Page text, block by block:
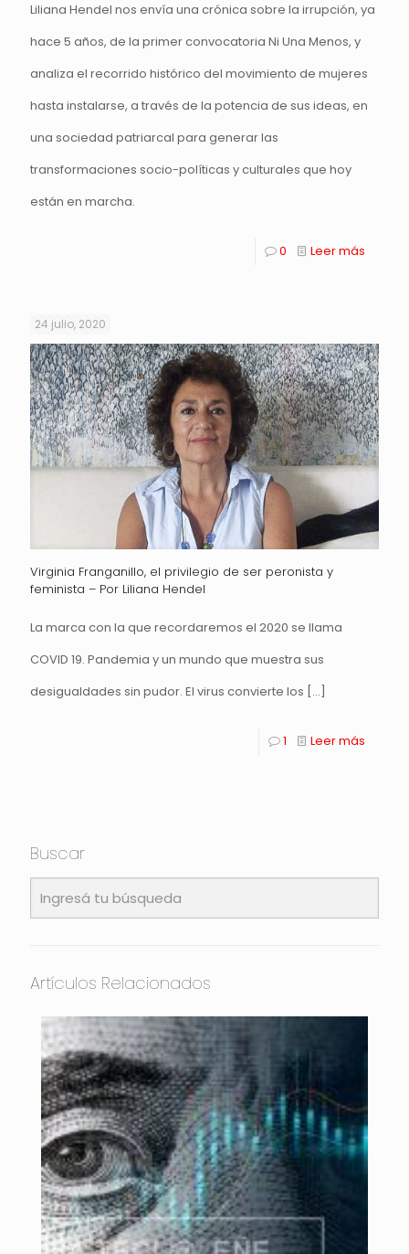
Liliana Hendel nos envía una crónica sobre la irrupción, ya
hace 5 años, de la primer convocatoria Ni Una Menos, y
analiza el recorrido histórico del movimiento de mujeres
hasta instalarse, a través de la potencia de sus ideas, en
una sociedad patriarcal para generar las
transformaciones socio-políticas y culturales que hoy
están en marcha.
0 Leer más
24 julio, 2020
Virginia Franganillo, el privilegio de ser peronista y
feminista – Por Liliana Hendel
La marca con la que recordaremos el 2020 se llama
COVID 19. Pandemia y un mundo que muestra sus
desigualdades sin pudor. El virus convierte los […]
1 Leer más
Buscar
Artículos Relacionados